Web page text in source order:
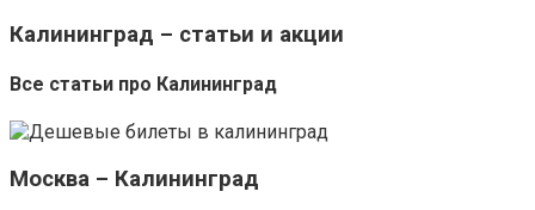
Калининград – статьи и акции
Все статьи про Калининград
Москва – Калининград